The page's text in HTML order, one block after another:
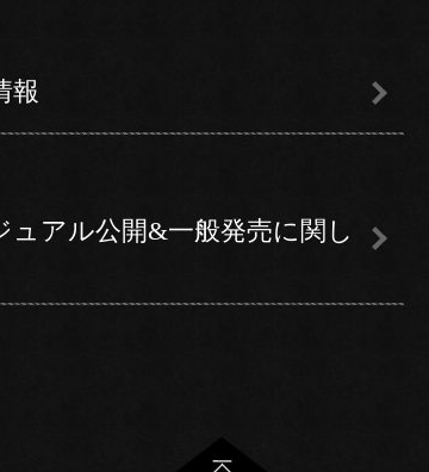
報
ュアル公開&一般発売に関し